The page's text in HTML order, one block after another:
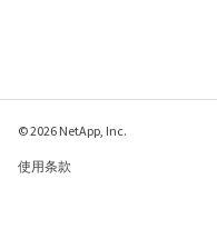
© 2026 NetApp, Inc.
使用条款